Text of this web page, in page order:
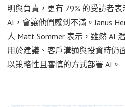
明與負責，更有 79% 的受訪者
AI，會讓他們感到不滿。Janus
人 Matt Sommer 表示，雖然 AI
用於建議、客戶溝通與投資時仍
以策略性且審慎的方式部署 AI。